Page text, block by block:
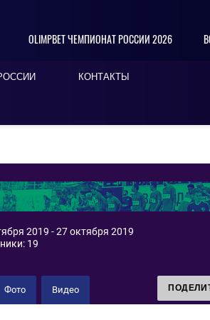
OLIMPBET ЧЕМПИОНАТ РОССИИ 2026
КОНТАКТЫ
2019 - 27 октября 2019
19
Фото Видео